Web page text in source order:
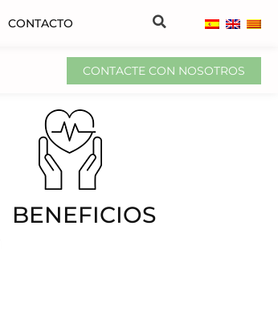
CONTACTO
CONTACTE CON NOSOTROS
BENEFICIOS